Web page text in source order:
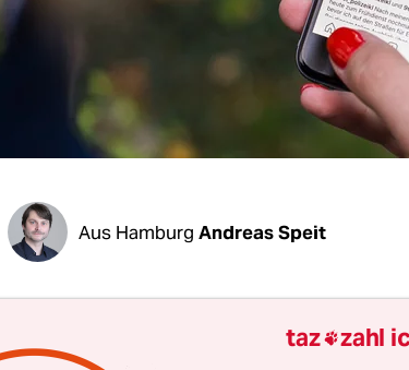
Aus Hamburg Andreas Speit
Niedersachsens Innenminister Boris
jemand, der
keine Zurückhaltung beim
taz zahl